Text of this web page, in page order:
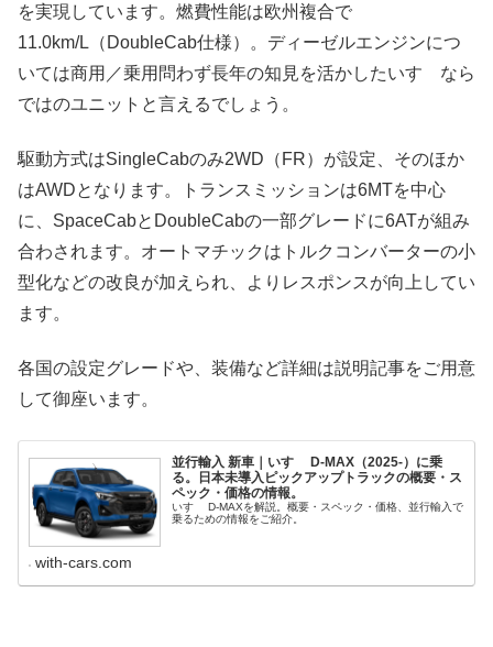
を実現しています。燃費性能は欧州複合で
11.0km/L（DoubleCab仕様）。ディーゼルエンジンにつ
いては商用／乗用問わず長年の知見を活かしたいすゞなら
ではのユニットと言えるでしょう。
駆動方式はSingleCabのみ2WD（FR）が設定、そのほか
はAWDとなります。トランスミッションは6MTを中心
に、SpaceCabとDoubleCabの一部グレードに6ATが組み
合わされます。オートマチックはトルクコンバーターの小
型化などの改良が加えられ、よりレスポンスが向上してい
ます。
各国の設定グレードや、装備など詳細は説明記事をご用意
して御座います。
並行輸入 新車｜いすゞ D-MAX（2025-）に乗
る。日本未導入ピックアップトラックの概要・ス
ペック・価格の情報。
いすゞ D-MAXを解説。概要・スペック・価格、並行輸入で
乗るための情報をご紹介。
with-cars.com